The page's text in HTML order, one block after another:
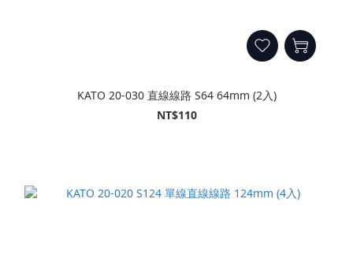
KATO 20-030 直線線路 S64 64mm (2入)
NT$110